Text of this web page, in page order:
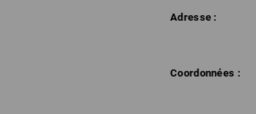
Adresse :
Coordonnées :